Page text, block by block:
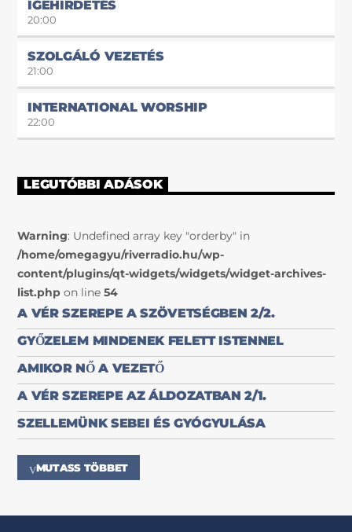
IGEHIRDETÉS
20:00
SZOLGÁLÓ VEZETÉS
21:00
INTERNATIONAL WORSHIP
22:00
LEGUTÓBBI ADÁSOK
Warning: Undefined array key "orderby" in
/home/omegagyu/riverradio.hu/wp-
content/plugins/qt-widgets/widgets/widget-archives-
list.php on line54
A VÉR SZEREPE A SZÖVETSÉGBEN 2/2.
GYŐZELEM MINDENEK FELETT ISTENNEL
AMIKOR NŐ A VEZETŐ
A VÉR SZEREPE AZ ÁLDOZATBAN 2/1.
SZELLEMÜNK SEBEI ÉS GYÓGYULÁSA
MUTASS TÖBBET